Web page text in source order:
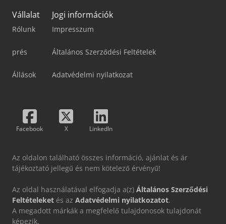
Vállalat
Rólunk
prés
Állások
Jogi információk
Impresszum
Általános Szerződési Feltételek
Adatvédelmi nyilatkozat
Facebook X LinkedIn
Az oldalon található összes információ, ajánlat és ár
tájékoztató jellegű és nem kötelező érvényű!
Az oldal használatával elfogadja a(z) Általános Szerződési
Feltételeket és az Adatvédelmi nyilatkozatot.
A megadott márkák a megfelelő tulajdonosok tulajdonát
képezik.